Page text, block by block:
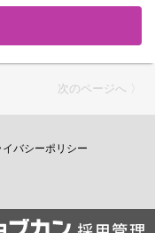
動。登録者数110万人
くださる新たな仲間を
を書くだけでなく、
ヒットするコンテン
です。
出し
次のページへ 〉
バシーポリシー